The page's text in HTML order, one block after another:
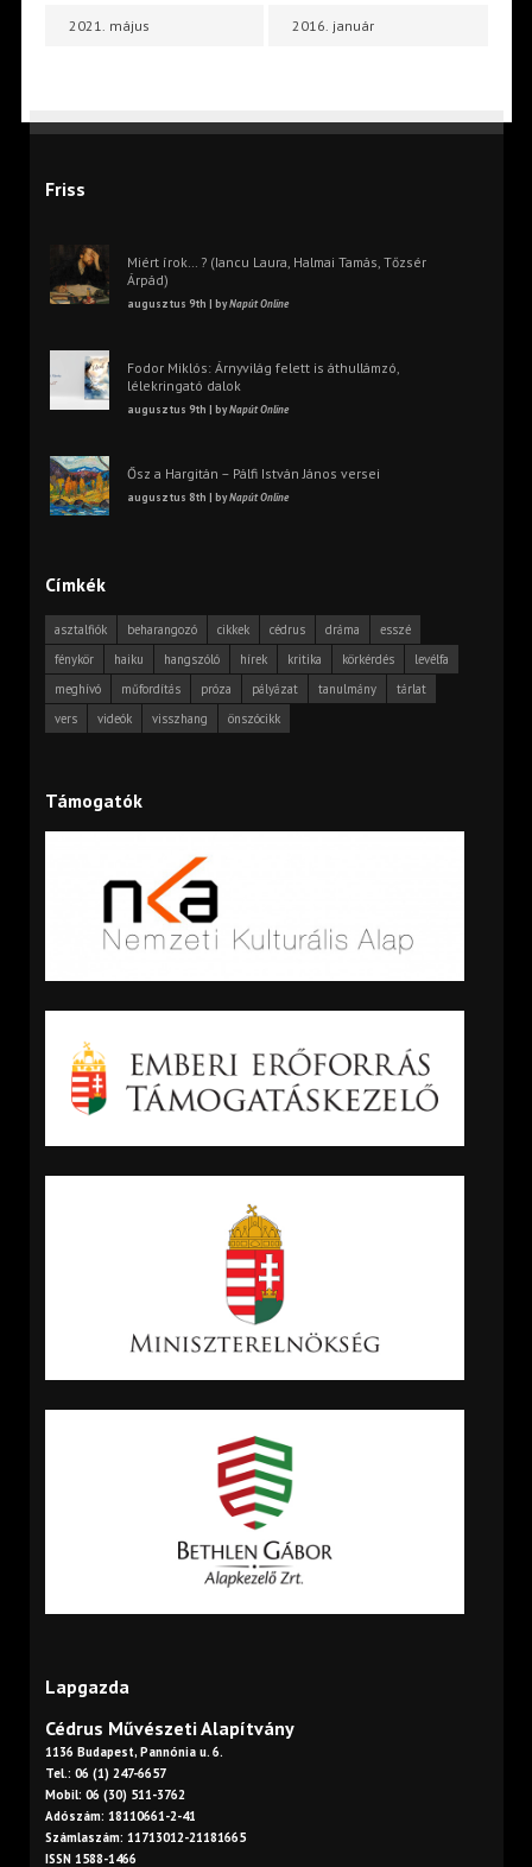
2021. május 2016. január
Friss
Miért írok… ? (Iancu Laura, Halmai Tamás, Tőzsér
Árpád)
augusztus 9th | byNapút Online
Fodor Miklós: Árnyvilág felett is áthullámzó,
lélekringató dalok
augusztus 9th | byNapút Online
Ősz a Hargitán – Pálfi István János versei
augusztus 8th | byNapút Online
Címkék
asztalfiók beharangozó cikkek cédrus dráma
esszé
fénykör
haiku hangszóló hírek kritika körkérdés
levélfa
meghívó
műfordítás próza pályázat tanulmány
tárlat
vers
videók visszhang önszócikk
Támogatók
Lapgazda
Cédrus Művészeti Alapítvány
1136 Budapest, Pannónia u. 6.
Tel.: 06 (1) 247-6657
Mobil: 06 (30) 511-3762
Adószám: 18110661-2-41
Számlaszám: 11713012-21181665
ISSN 1588-1466